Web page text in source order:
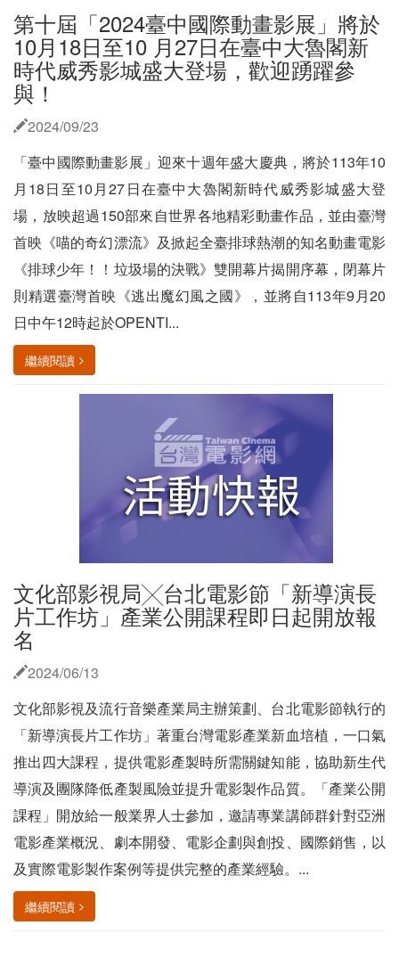
第十屆「2024臺中國際動畫影展」將於
10月18日至10 月27日在臺中大魯閣新
時代威秀影城盛大登場，歡迎踴躍參
與！
2024/09/23
「臺中國際動畫影展」迎來十週年盛大慶典，將於113年10
月18日至10月27日在臺中大魯閣新時代威秀影城盛大登
場，放映超過150部來自世界各地精彩動畫作品，並由臺灣
首映《喵的奇幻漂流》及掀起全臺排球熱潮的知名動畫電影
《排球少年！！垃圾場的決戰》雙開幕片揭開序幕，閉幕片
則精選臺灣首映《逃出魔幻風之國》，並將自113年9月20
日中午12時起於OPENTI...
繼續閱讀
文化部影視局╳台北電影節「新導演長
片工作坊」產業公開課程即日起開放報
名
2024/06/13
文化部影視及流行音樂產業局主辦策劃、台北電影節執行的
「新導演長片工作坊」著重台灣電影產業新血培植，一口氣
推出四大課程，提供電影產製時所需關鍵知能，協助新生代
導演及團隊降低產製風險並提升電影製作品質。「產業公開
課程」開放給一般業界人士參加，邀請專業講師群針對亞洲
電影產業概況、劇本開發、電影企劃與創投、國際銷售，以
及實際電影製作案例等提供完整的產業經驗。...
繼續閱讀